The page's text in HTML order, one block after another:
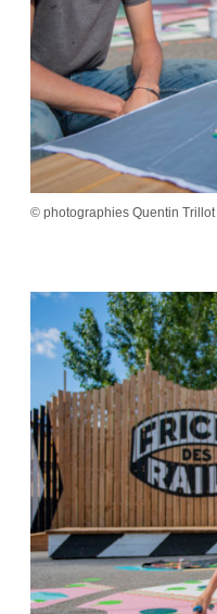
© photographies Quentin Trillot